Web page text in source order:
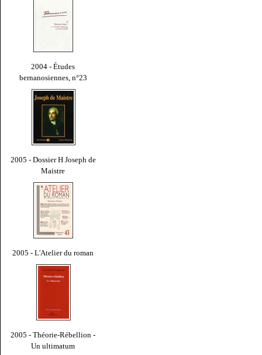
2004 - Études
bernanosiennes, n°23
2005 - Dossier H Joseph de
Maistre
2005 - L'Atelier du roman
2005 - Théorie-Rébellion -
Un ultimatum